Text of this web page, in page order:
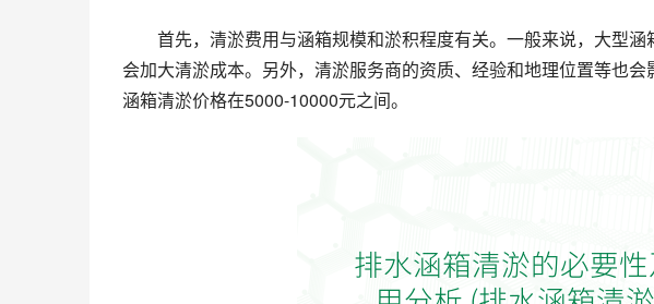
首先，清淤费用与涵箱规模和淤积程度有关。一般来说，大型
会加大清淤成本。另外，清淤服务商的资质、经验和地理位置等也
涵箱清淤价格在5000-10000元之间。